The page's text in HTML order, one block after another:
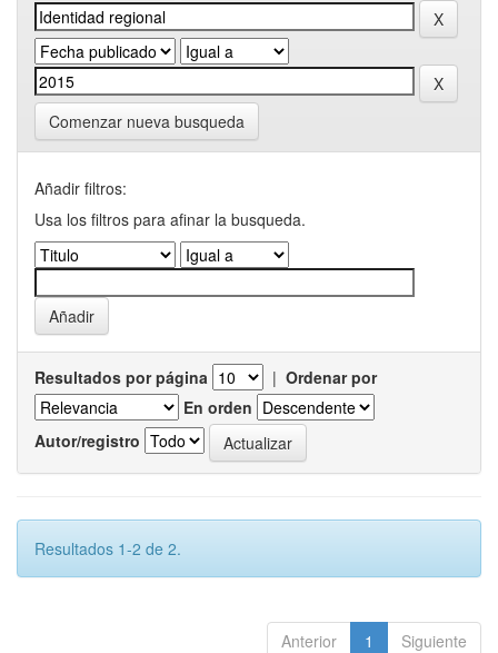
Comenzar nueva busqueda
Añadir filtros:
Usa los filtros para afinar la busqueda.
Resultados por página | Ordenar por
En orden
Autor/registro
Resultados 1-2 de 2.
Anterior 1 Siguiente